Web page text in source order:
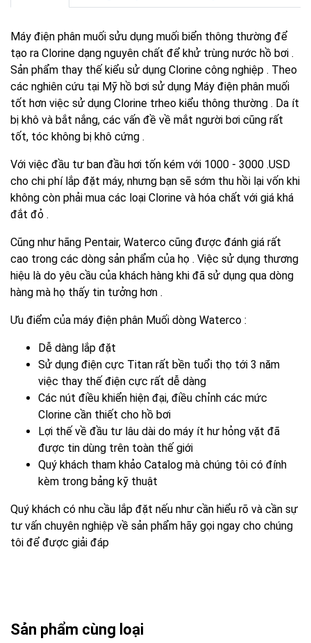
Máy điện phân muối sửu dụng muối biển thông thường để
tạo ra Clorine dạng nguyên chất để khử trùng nước hồ bơi .
Sản phẩm thay thế kiểu sử dụng Clorine công nghiệp . Theo
các nghiên cứu tại Mỹ hồ bơi sử dụng Máy điện phân muối
tốt hơn việc sử dụng Clorine trheo kiểu thông thường . Da ít
bị khô và bắt nắng, các vấn đề về mắt người bơi cũng rất
tốt, tóc không bị khô cứng .
Với việc đầu tư ban đầu hơi tốn kém với 1000 - 3000 .USD
cho chi phí lắp đặt máy, nhưng bạn sẽ sớm thu hồi lại vốn khi
không còn phải mua các loại Clorine và hóa chất với giá khá
đắt đỏ .
Cũng như hãng Pentair, Waterco cũng được đánh giá rất
cao trong các dòng sản phẩm của họ . Việc sử dụng thương
hiệu là do yêu cầu của khách hàng khi đã sử dụng qua dòng
hàng mà họ thấy tin tưởng hơn .
Ưu điểm của máy điện phân Muối dòng Waterco :
Dễ dàng lắp đặt
Sử dụng điện cực Titan rất bền tuổi thọ tới 3 năm
việc thay thế điện cực rất dễ dàng
Các nút điều khiển hiện đại, điều chỉnh các mức
Clorine cần thiết cho hồ bơi
Lợi thế về đầu tư lâu dài do máy ít hư hỏng vặt đã
được tin dùng trên toàn thế giới
Quý khách tham khảo Catalog mà chúng tôi có đính
kèm trong bảng kỹ thuật
Quý khách có nhu cầu lắp đặt nếu như cần hiểu rõ và cần sự
tư vấn chuyên nghiệp về sản phẩm hãy gọi ngay cho chúng
tôi để được giải đáp
Sản phẩm cùng loại